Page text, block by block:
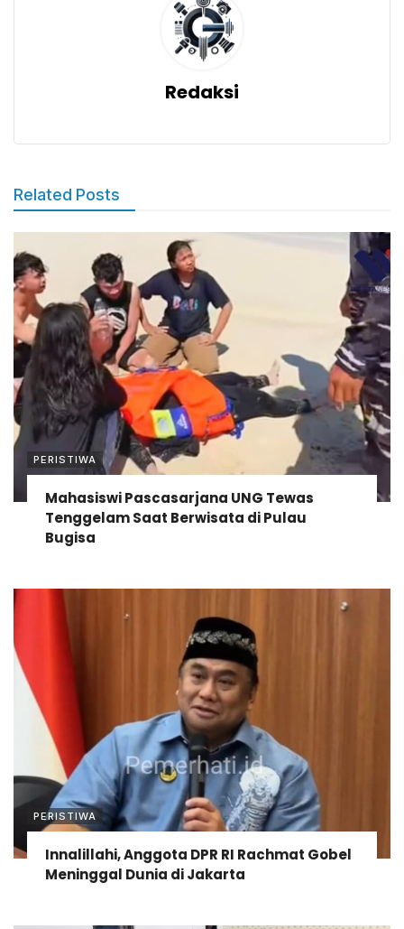
Redaksi
Related Posts
PERISTIWA
Mahasiswi Pascasarjana UNG Tewas
Tenggelam Saat Berwisata di Pulau
Bugisa
PERISTIWA
Innalillahi, Anggota DPR RI Rachmat Gobel
Meninggal Dunia di Jakarta